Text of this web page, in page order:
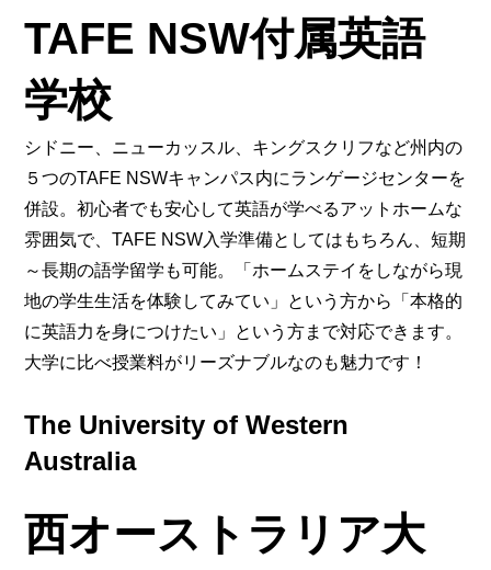
西オーストラリア大
The University of Western
Australia
TAFE NSW付属英語
学校
シドニー、ニューカッスル、キングスクリフなど州内の
５つのTAFE NSWキャンパス内にランゲージセンターを
併設。初心者でも安心して英語が学べるアットホームな
雰囲気で、TAFE NSW入学準備としてはもちろん、短期
～長期の語学留学も可能。「ホームステイをしながら現
地の学生生活を体験してみてい」という方から「本格的
に英語力を身につけたい」という方まで対応できます。
大学に比べ授業料がリーズナブルなのも魅力です！